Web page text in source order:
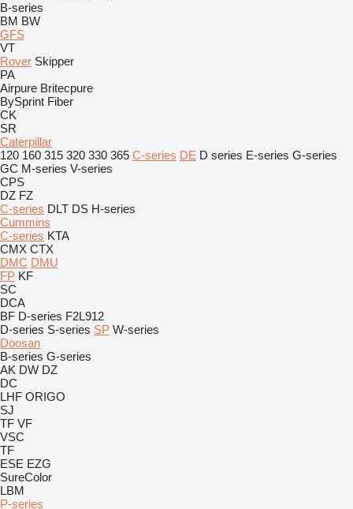
B-series
BM BW
GFS
VT
Rover Skipper
PA
Airpure Britecpure
BySprint Fiber
CK
SR
Caterpillar
120 160 315 320 330 365 C-series DE D series E-series G-series
GC M-series V-series
CPS
DZ FZ
C-series DLT DS H-series
Cummins
C-series KTA
CMX CTX
DMC DMU
FP KF
SC
DCA
BF D-series F2L912
D-series S-series SP W-series
Doosan
B-series G-series
AK DW DZ
DC
LHF ORIGO
SJ
TF VF
VSC
TF
ESE EZG
SureColor
LBM
P-series